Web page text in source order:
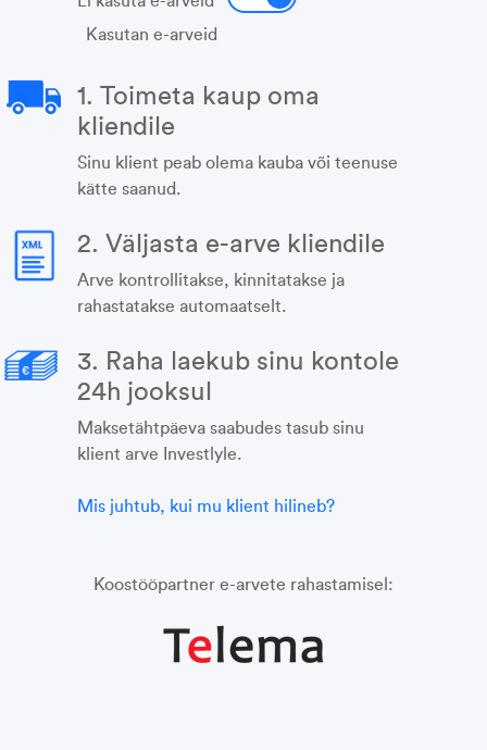
Kasutan e-arveid
1. Toimeta kaup oma
kliendile
Sinu klient peab olema kauba või teenuse
kätte saanud.
2. Väljasta e-arve kliendile
Arve kontrollitakse, kinnitatakse ja
rahastatakse automaatselt.
3. Raha laekub sinu kontole
24h jooksul
Maksetähtpäeva saabudes tasub sinu
klient arve Investlyle.
Mis juhtub, kui mu klient hilineb?
Koostööpartner e-arvete rahastamisel: